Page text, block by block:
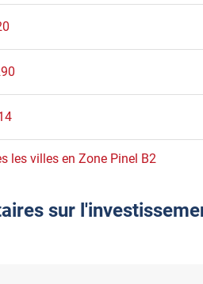
les villes en Zone Pinel B2
sur